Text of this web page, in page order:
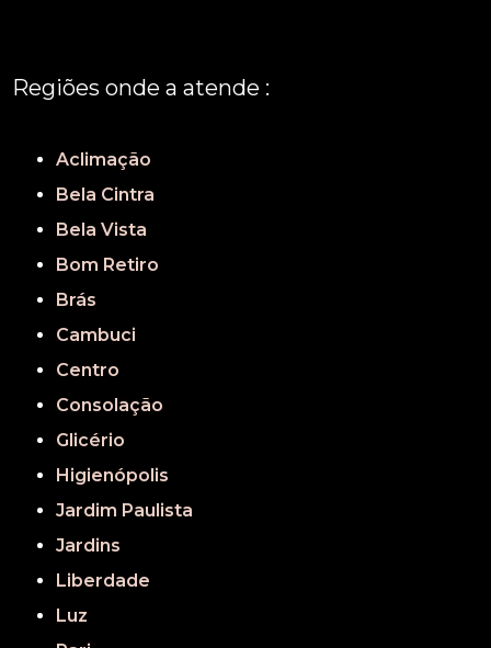
Regiões onde a atende :
Aclimação
Bela Cintra
Bela Vista
Bom Retiro
Brás
Cambuci
Centro
Consolação
Glicério
Higienópolis
Jardim Paulista
Jardins
Liberdade
Luz